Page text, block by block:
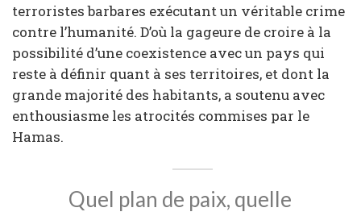
terroristes barbares exécutant un véritable crime
contre l’humanité. D’où la gageure de croire à la
possibilité d’une coexistence avec un pays qui
reste à définir quant à ses territoires, et dont la
grande majorité des habitants, a soutenu avec
enthousiasme les atrocités commises par le
Hamas.
Quel plan de paix, quelle